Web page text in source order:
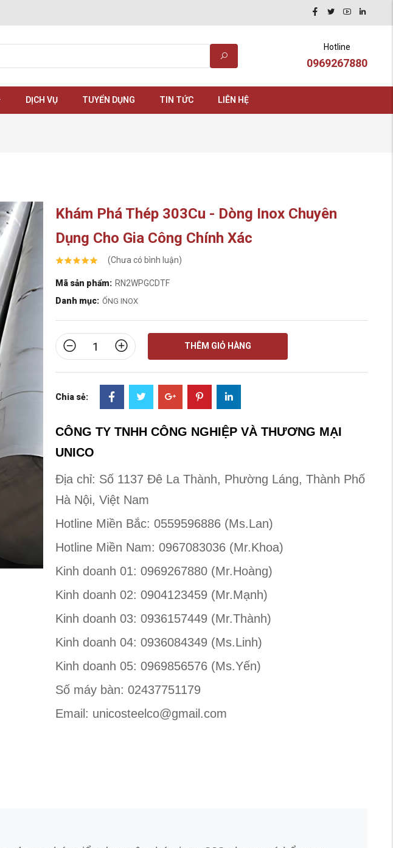
Hotline
0969267880
DỊCH VỤ TUYỂN DỤNG TIN TỨC LIÊN HỆ
Khám Phá Thép 303Cu - Dòng Inox Chuyên
Dụng Cho Gia Công Chính Xác
(Chưa có bình luận)
Mã sản phẩm: RN2WPGCDTF
Danh mục: ỐNG INOX
THÊM GIỎ HÀNG
Chia sẻ:
CÔNG TY TNHH CÔNG NGHIỆP VÀ THƯƠNG MẠI
UNICO
Địa chỉ: Số 1137 Đê La Thành, Phường Láng, Thành Phố
Hà Nội, Việt Nam
Hotline Miền Bắc: 0559596886 (Ms.Lan)
Hotline Miền Nam: 0967083036 (Mr.Khoa)
Kinh doanh 01: 0969267880 (Mr.Hoàng)
Kinh doanh 02: 0904123459 (Mr.Mạnh)
Kinh doanh 03: 0936157449 (Mr.Thành)
Kinh doanh 04: 0936084349 (Ms.Linh)
Kinh doanh 05: 0969856576 (Ms.Yến)
Số máy bàn: 02437751179
Email: unicosteelco@gmail.com